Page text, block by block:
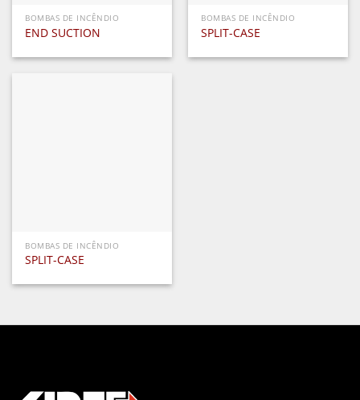
BOMBAS DE INCÊNDIO
END SUCTION
BOMBAS DE INCÊNDIO
SPLIT-CASE
BOMBAS DE INCÊNDIO
SPLIT-CASE